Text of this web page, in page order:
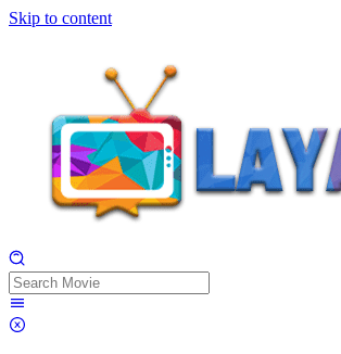
Skip to content